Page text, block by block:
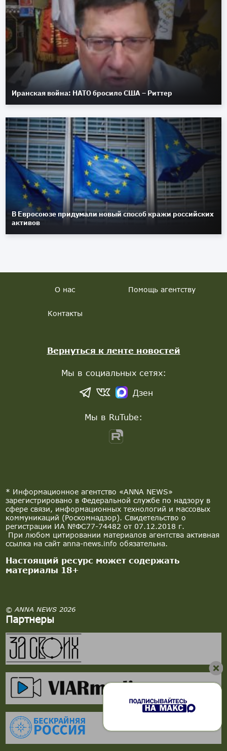
Иранская война: НАТО бросило США – Риттер
В Евросоюзе придумали новый способ кражи российских
активов
* Информационное агентство «ANNA NEWS»
зарегистрировано в Федеральной службе по надзору в
сфере связи, информационных технологий и массовых
коммуникаций (Роскомнадзор). Свидетельство о
регистрации ИА №ФС77-74482 от 07.12.2018 г.
При любом цитировании материалов агентства активная
ссылка на сайт anna-news.info обязательна.
Настоящий ресурс может содержать
материалы 18+
© ANNA NEWS 2026
Партнеры
О нас Помощь агентству
Контакты
Вернуться к ленте новостей
Мы в социальных сетях:
Дзен
Мы в RuTube: